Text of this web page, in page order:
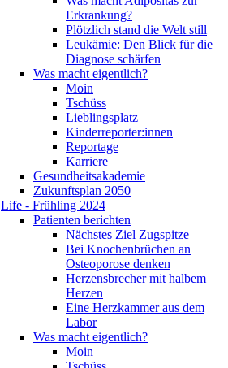
Erkrankung?
Plötzlich stand die Welt still
Leukämie: Den Blick für die
Diagnose schärfen
Was macht eigentlich?
Moin
Tschüss
Lieblingsplatz
Kinderreporter:innen
Reportage
Karriere
Gesundheitsakademie
Zukunftsplan 2050
Life - Frühling 2024
Patienten berichten
Nächstes Ziel Zugspitze
Bei Knochenbrüchen an
Osteoporose denken
Herzensbrecher mit halbem
Herzen
Eine Herzkammer aus dem
Labor
Was macht eigentlich?
Moin